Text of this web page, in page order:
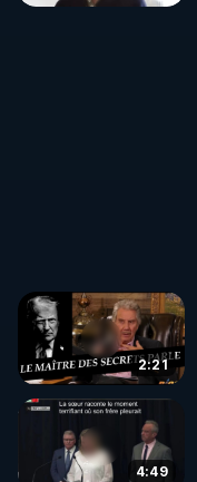
2:21
4:49